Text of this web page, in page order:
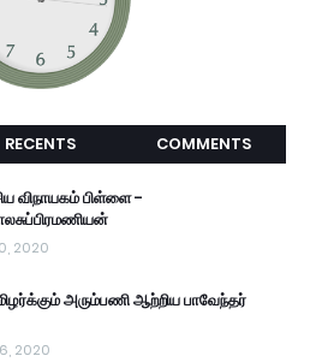
RECENTS COMMENTS
விநாயகம் பிள்ளை -
2020
அரும்பணி ஆற்றிய பாவேந்தர்
2020